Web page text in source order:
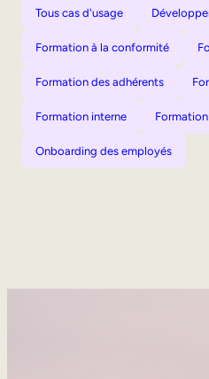
Tous cas d'usage
Formation à la conformité
Formation des adhérents
Formation interne
Onboarding des employés